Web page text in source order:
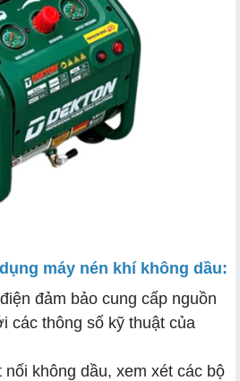
máy nén khí không dầu:
đảm bảo cung cấp nguồn
các thông số kỹ thuật của
nối không dầu, xem xét các bộ